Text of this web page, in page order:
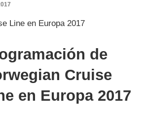
de
Cruise
en Europa 2017